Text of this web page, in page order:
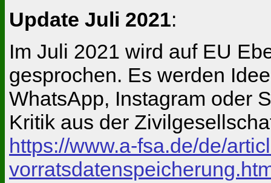
Update Juli 2021:
Im Juli 2021 wird auf EU
gesprochen. Es werden
WhatsApp, Instagram oder
Kritik aus der
https://www.a-fsa.de/de/